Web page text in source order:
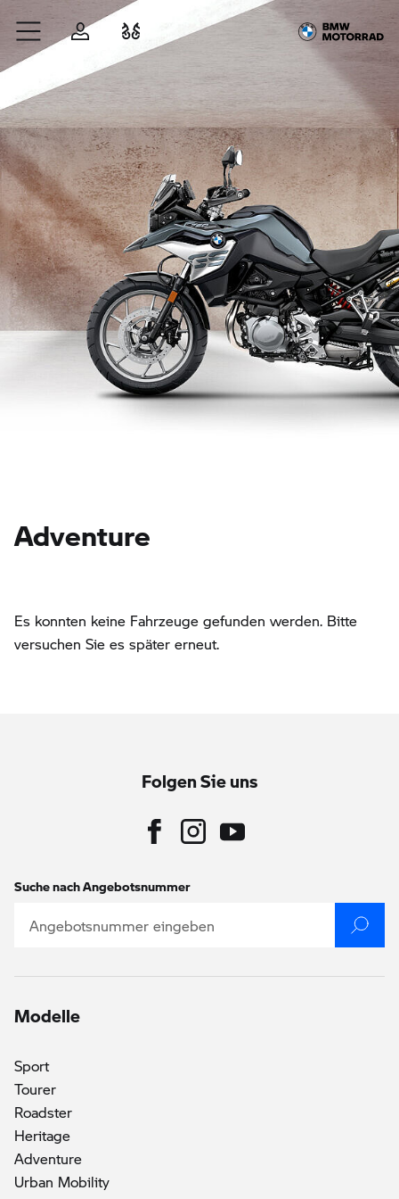
Zum Hauptinhalt springen
AnmeldenFahrzeugvergleich
Adventure
Es konnten keine Fahrzeuge gefunden werden. Bitte
versuchen Sie es später erneut.
Folgen Sie uns
Suche nach Angebotsnummer
Modelle
Sport
Tourer
Roadster
Heritage
Adventure()
Urban Mobility